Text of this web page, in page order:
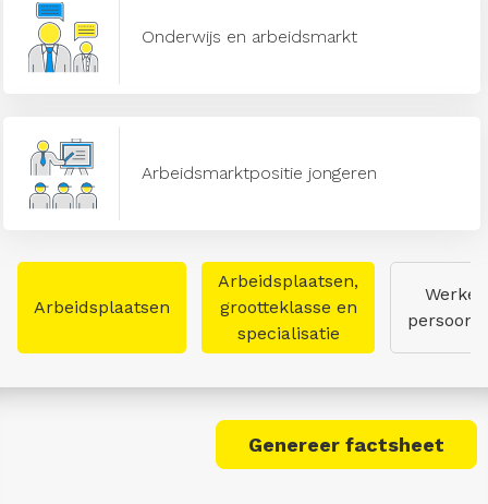
Onderwijs en arbeidsmarkt
Arbeidsmarktpositie jongeren
Arbeidsplaatsen
Arbeidsplaatsen,
grootteklasse en
specialisatie
Genereer factsheet